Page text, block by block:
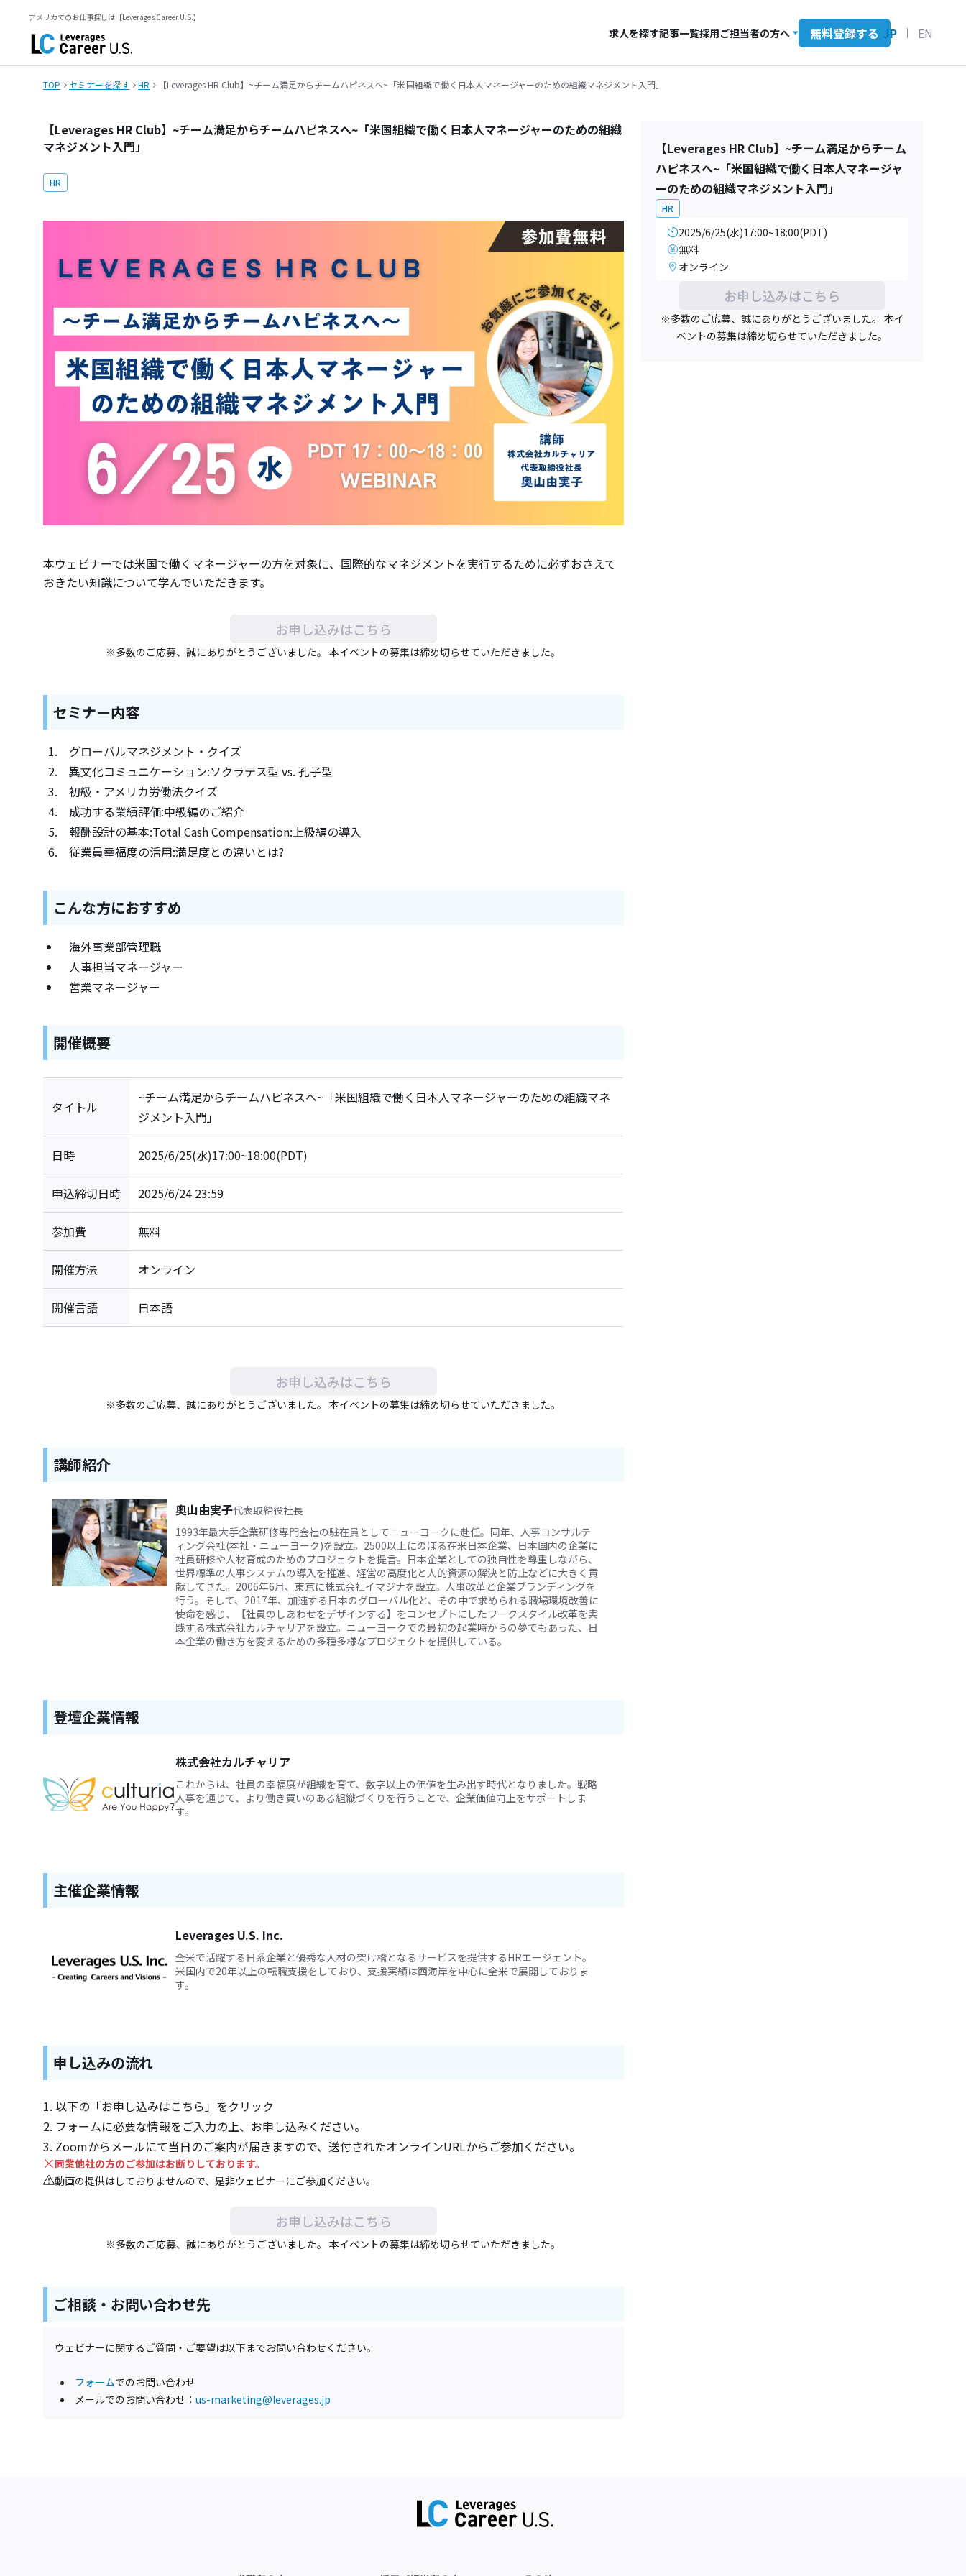
アメリカでのお仕事探しは【Leverages Career U.S.】
求人を探す記事一覧採用ご担当者の方へ 無料登録する JP EN
TOP セミナーを探す HR 【Leverages HR Club】~チーム満足からチームハピネスへ~「米国組織で働く日本人マネージャーのための組織マネジメント入門」
【Leverages HR Club】~チーム満足からチームハピネスへ~「米国組織で働く日本人マネージャーのための組織
マネジメント入門」
HR
本ウェビナーでは米国で働くマネージャーの方を対象に、国際的なマネジメントを実行するために必ずおさえて
おきたい知識について学んでいただきます。
お申し込みはこちら
※多数のご応募、誠にありがとうございました。 本イベントの募集は締め切らせていただきました。
セミナー内容
グローバルマネジメント・クイズ
異文化コミュニケーション:ソクラテス型 vs. 孔子型
初級・アメリカ労働法クイズ
成功する業績評価:中級編のご紹介
報酬設計の基本:Total Cash Compensation:上級編の導入
従業員幸福度の活用:満足度との違いとは?
こんな方におすすめ
海外事業部管理職
人事担当マネージャー
営業マネージャー
開催概要
タイトル
~チーム満足からチームハピネスへ~「米国組織で働く日本人マネージャーのための組織マネ
ジメント入門」
日時 2025/6/25(水)17:00~18:00(PDT)
申込締切日時 2025/6/24 23:59
参加費 無料
開催方法 オンライン
開催言語 日本語
お申し込みはこちら
※多数のご応募、誠にありがとうございました。 本イベントの募集は締め切らせていただきました。
講師紹介
奥山由実子代表取締役社長
1993年最大手企業研修専門会社の駐在員としてニューヨークに赴任。同年、人事コンサルテ
ィング会社(本社・ニューヨーク)を設立。2500以上にのぼる在米日本企業、日本国内の企業に
社員研修や人材育成のためのプロジェクトを提言。日本企業としての独自性を尊重しながら、
世界標準の人事システムの導入を推進、経営の高度化と人的資源の解決と防止などに大きく貢
献してきた。2006年6月、東京に株式会社イマジナを設立。人事改革と企業ブランディングを
行う。そして、2017年、加速する日本のグローバル化と、その中で求められる職場環境改善に
使命を感じ、【社員のしあわせをデザインする】をコンセプトにしたワークスタイル改革を実
践する株式会社カルチャリアを設立。ニューヨークでの最初の起業時からの夢でもあった、日
本企業の働き方を変えるための多種多様なプロジェクトを提供している。
登壇企業情報
株式会社カルチャリア
これからは、社員の幸福度が組織を育て、数字以上の価値を生み出す時代となりました。戦略
人事を通じて、より働き買いのある組織づくりを行うことで、企業価値向上をサポートしま
す。
主催企業情報
Leverages U.S. Inc.
全米で活躍する日系企業と優秀な人材の架け橋となるサービスを提供するHRエージェント。
米国内で20年以上の転職支援をしており、支援実績は西海岸を中心に全米で展開しておりま
す。
申し込みの流れ
以下の「お申し込みはこちら」をクリック
フォームに必要な情報をご入力の上、お申し込みください。
Zoomからメールにて当日のご案内が届きますので、送付されたオンラインURLからご参加ください。
同業他社の方のご参加はお断りしております。
動画の提供はしておりませんので、是非ウェビナーにご参加ください。
お申し込みはこちら
※多数のご応募、誠にありがとうございました。 本イベントの募集は締め切らせていただきました。
ご相談・お問い合わせ先
ウェビナーに関するご質問・ご要望は以下までお問い合わせください。
フォームでのお問い合わせ
メールでのお問い合わせ ： us-marketing@leverages.jp
【Leverages HR Club】~チーム満足からチーム
ハピネスへ~「米国組織で働く日本人マネージャ
ーのための組織マネジメント入門」
HR
2025/6/25(水)17:00~18:00(PDT)
無料
オンライン
お申し込みはこちら
※多数のご応募、誠にありがとうございました。 本イ
ベントの募集は締め切らせていただきました。